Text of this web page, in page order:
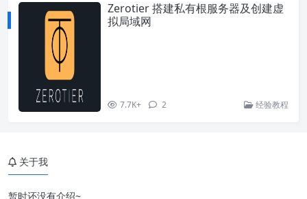
Zerotier 搭建私有根服务器及创建虚
拟局域网
7.7K+ 2 经验教程
关于我
暂时还没有介绍~